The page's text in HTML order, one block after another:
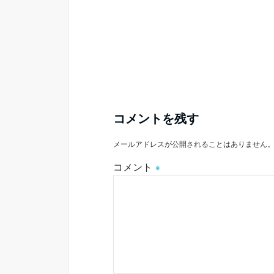
コメントを残す
メールアドレスが公開されることはありません。
コメント ※